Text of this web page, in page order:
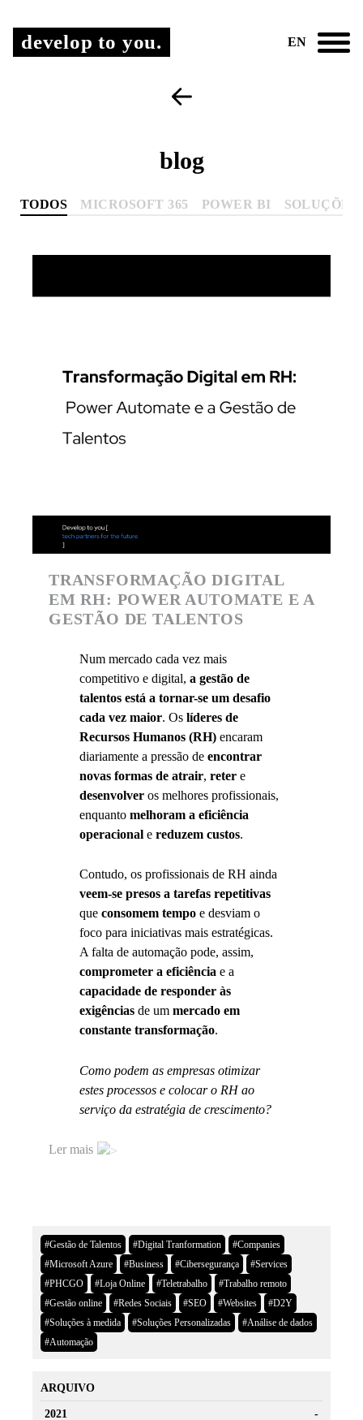
develop to you. EN
blog
TODOS MICROSOFT 365 POWER BI
TRANSFORMAÇÃO DIGITAL
EM RH: POWER AUTOMATE E A
GESTÃO DE TALENTOS
Num mercado cada vez mais
competitivo e digital, a gestão de
talentos está a tornar-se um desafio
cada vez maior. Os líderes de
Recursos Humanos (RH) encaram
diariamente a pressão de encontrar
novas formas de atrair, reter e
desenvolver os melhores profissionais,
enquanto melhoram a eficiência
operacional e reduzem custos.
Contudo, os profissionais de RH ainda
veem-se presos a tarefas repetitivas
que consomem tempo e desviam o
foco para iniciativas mais estratégicas.
A falta de automação pode, assim,
comprometer a eficiência e a
capacidade de responder às
exigências de um mercado em
constante transformação.
Como podem as empresas otimizar
estes processos e colocar o RH ao
serviço da estratégia de crescimento?
Ler mais
#Gestão de Talentos #Digital Tranformation
#Companies
#Microsoft Azure
#Business #Cibersegurança
#Services
#PHCGO
#Loja Online #Teletrabalho
#Trabalho remoto
#Gestão online
#Redes Sociais #SEO #Websites
#D2Y
#Soluções à medida
#Soluções Personalizadas
#Análise de dados
#Automação
ARQUIVO
2021